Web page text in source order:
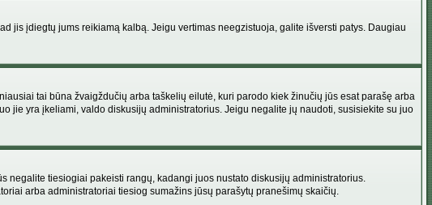
jis įdiegtų jums reikiamą kalbą. Jeigu vertimas neegzistuoja, galite išversti patys. Daugiau
tai būna žvaigždučių arba taškelių eilutė, kuri parodo kiek žinučių jūs esat parašę arba
jie yra įkeliami, valdo diskusijų administratorius. Jeigu negalite jų naudoti, susisiekite su juo
negalite tiesiogiai pakeisti rangų, kadangi juos nustato diskusijų administratorius.
arba administratoriai tiesiog sumažins jūsų parašytų pranešimų skaičių.